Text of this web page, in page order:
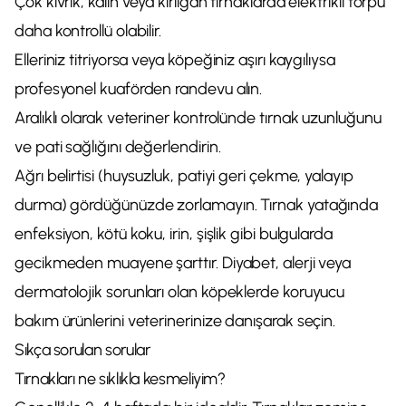
daha kontrollü olabilir.
Elleriniz titriyorsa veya köpeğiniz aşırı kaygılıysa
profesyonel kuaförden randevu alın.
Aralıklı olarak veteriner kontrolünde tırnak uzunluğunu
ve pati sağlığını değerlendirin.
Ağrı belirtisi (huysuzluk, patiyi geri çekme, yalayıp
durma) gördüğünüzde zorlamayın. Tırnak yatağında
enfeksiyon, kötü koku, irin, şişlik gibi bulgularda
gecikmeden muayene şarttır. Diyabet, alerji veya
dermatolojik sorunları olan köpeklerde koruyucu
bakım ürünlerini veterinerinize danışarak seçin.
Sıkça sorulan sorular
Tırnakları ne sıklıkla kesmeliyim?